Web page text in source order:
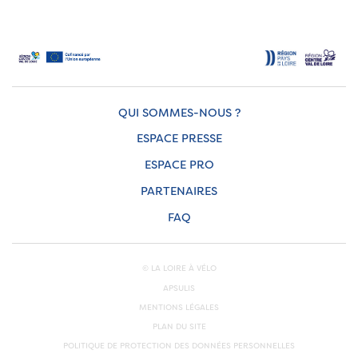
QUI SOMMES-NOUS ?
ESPACE PRESSE
ESPACE PRO
PARTENAIRES
FAQ
© LA LOIRE À VÉLO
APSULIS
MENTIONS LÉGALES
PLAN DU SITE
POLITIQUE DE PROTECTION DES DONNÉES PERSONNELLES